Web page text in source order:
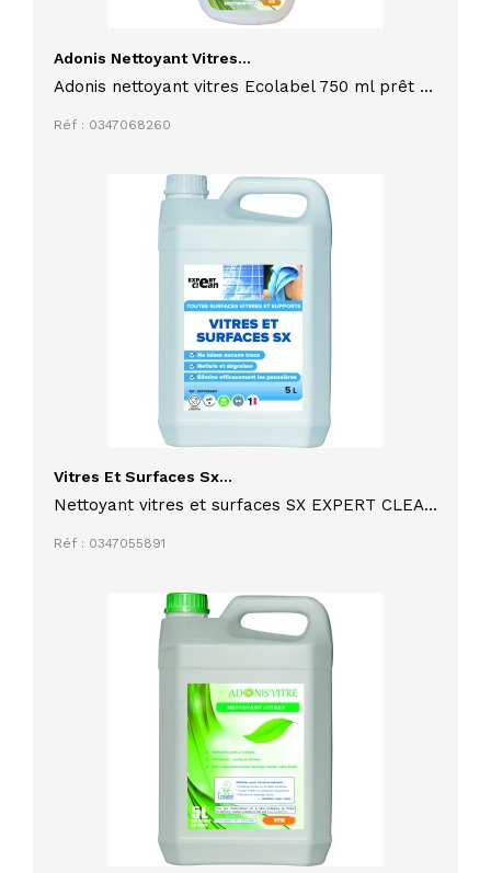
Adonis Nettoyant Vitres...
Adonis nettoyant vitres Ecolabel 750 ml prêt à
milieu alimentaire
Réf : 0347068260
Vitres Et Surfaces Sx...
Nettoyant vitres et surfaces SX EXPERT CLEAN
Réf : 0347055891